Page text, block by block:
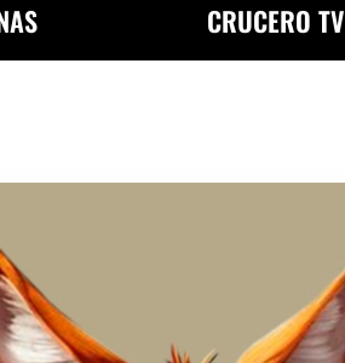
CRUCERO TV